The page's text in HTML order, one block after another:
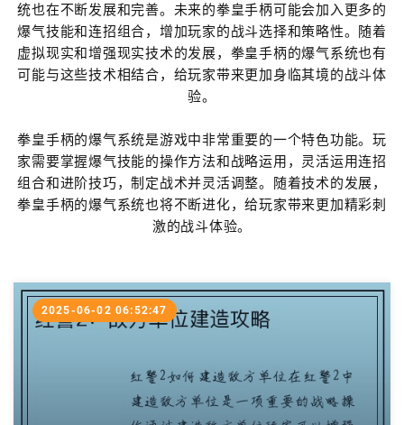
统也在不断发展和完善。未来的拳皇手柄可能会加入更多的
爆气技能和连招组合，增加玩家的战斗选择和策略性。随着
虚拟现实和增强现实技术的发展，拳皇手柄的爆气系统也有
可能与这些技术相结合，给玩家带来更加身临其境的战斗体
验。
拳皇手柄的爆气系统是游戏中非常重要的一个特色功能。玩
家需要掌握爆气技能的操作方法和战略运用，灵活运用连招
组合和进阶技巧，制定战术并灵活调整。随着技术的发展，
拳皇手柄的爆气系统也将不断进化，给玩家带来更加精彩刺
激的战斗体验。
2025-06-02 06:52:47